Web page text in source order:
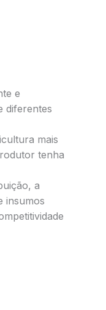
e
diferentes
mais
tenha
a
insumos